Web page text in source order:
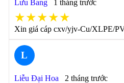
Lưu Bang 1 tháng trước
★★★★★
Xin giá cáp cxv/yjv-Cu/XLPE/
L
Liễu Đại Hoa 2 tháng trước